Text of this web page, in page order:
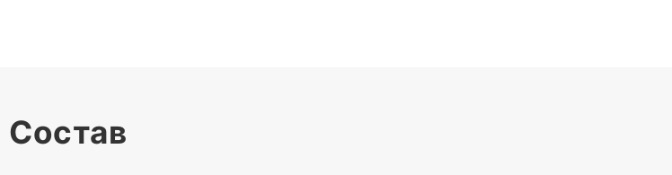
Состав